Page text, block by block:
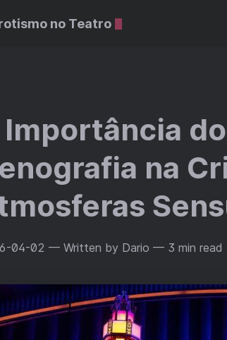
no Teatro
Importância
na
04-02 — Written by Dario — 3 min read